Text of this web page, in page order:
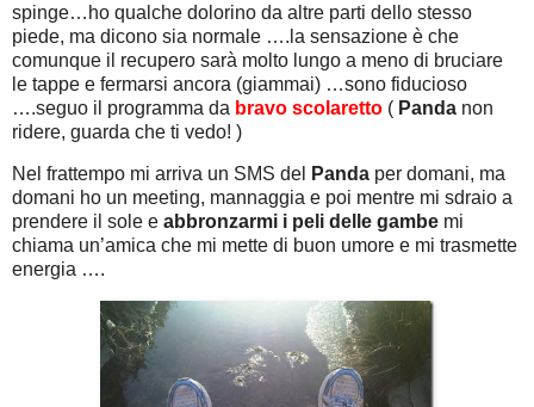
spinge…ho qualche dolorino da altre parti dello stesso
piede, ma dicono sia normale ….la sensazione è che
comunque il recupero sarà molto lungo a meno di bruciare
le tappe e fermarsi ancora (giammai) …sono fiducioso
….seguo il programma da bravo scolaretto ( Panda non
ridere, guarda che ti vedo! )
Nel frattempo mi arriva un SMS del Panda per domani, ma
domani ho un meeting, mannaggia e poi mentre mi sdraio a
prendere il sole e abbronzarmi i peli delle gambe mi
chiama un’amica che mi mette di buon umore e mi trasmette
energia ….